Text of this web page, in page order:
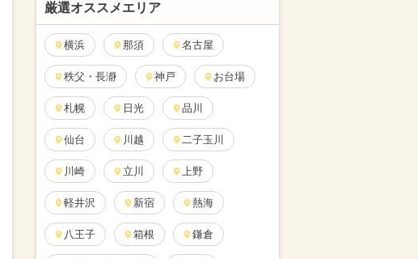
厳選オススメエリア
横浜 那須 名古屋
秩父・長瀞 神戸 お台場
札幌 日光 品川
仙台 川越 二子玉川
川崎 立川 上野
軽井沢 新宿 熱海
八王子 箱根 鎌倉